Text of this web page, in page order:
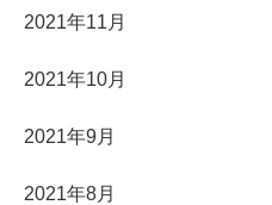
2021年11月
2021年10月
2021年9月
2021年8月